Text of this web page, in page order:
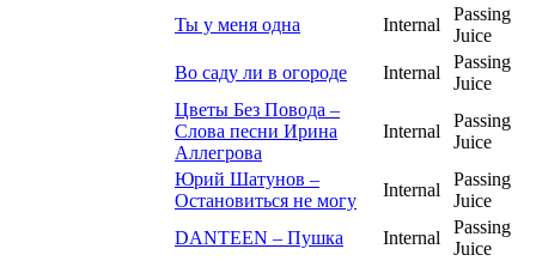
Ты у меня одна
Internal
Passing
Juice
Во саду ли в огороде
Internal
Passing
Juice
Цветы Без Повода –
Слова песни Ирина
Аллегрова
Internal
Passing
Juice
Юрий Шатунов –
Остановиться не могу
Internal
Passing
Juice
DANTEEN – Пушка
Internal
Passing
Juice